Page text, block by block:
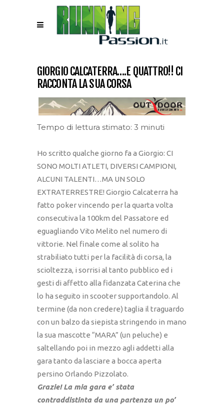
GIORGIO CALCATERRA….E QUATTRO!! CI
RACCONTA LA SUA CORSA
Tempo di lettura stimato: 3 minuti
Ho scritto qualche giorno fa a Giorgio: CI
SONO MOLTI ATLETI, DIVERSI CAMPIONI,
ALCUNI TALENTI…MA UN SOLO
EXTRATERRESTRE! Giorgio Calcaterra ha
fatto poker vincendo per la quarta volta
consecutiva la 100km del Passatore ed
eguagliando Vito Melito nel numero di
vittorie. Nel finale come al solito ha
strabiliato tutti per la facilità di corsa, la
scioltezza, i sorrisi al tanto pubblico ed i
gesti di affetto alla fidanzata Caterina che
lo ha seguito in scooter supportandolo. Al
termine (da non credere) taglia il traguardo
con un balzo da siepista stringendo in mano
la sua mascotte “MARA” (un peluche) e
saltellando poi in mezzo agli addetti alla
gara tanto da lasciare a bocca aperta
persino Orlando Pizzolato.
Grazie! La mia gara e’ stata
contraddistinta da una partenza un po’